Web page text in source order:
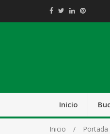
Inicio
Inicio Portada